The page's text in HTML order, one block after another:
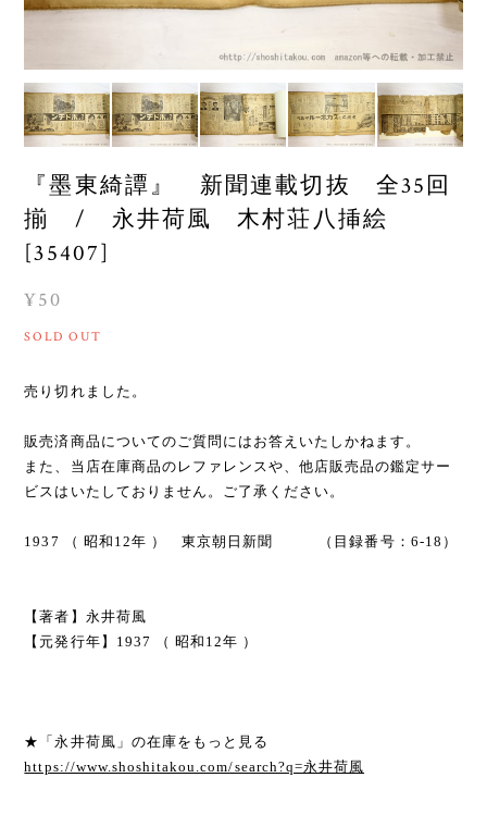
『墨東綺譚』 新聞連載切抜 全35回
揃 / 永井荷風 木村荘八挿絵
[35407]
¥50
SOLD OUT
売り切れました。
販売済商品についてのご質問にはお答えいたしかねます。
また、当店在庫商品のレファレンスや、他店販売品の鑑定サー
ビスはいたしておりません。ご了承ください。
1937 （ 昭和12年 ） 東京朝日新聞 （目録番号：6-18）
【著者】永井荷風
【元発行年】1937 （ 昭和12年 ）
★「永井荷風」の在庫をもっと見る
https://www.shoshitakou.com/search?q=永井荷風